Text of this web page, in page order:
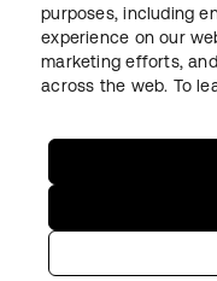
JuridiquePolitique de
Conditions d’utilisation
Paramètres des cookies
Copyright © 2026 Okta.
purposes, including
experience on our
marketing efforts,
across the web. To